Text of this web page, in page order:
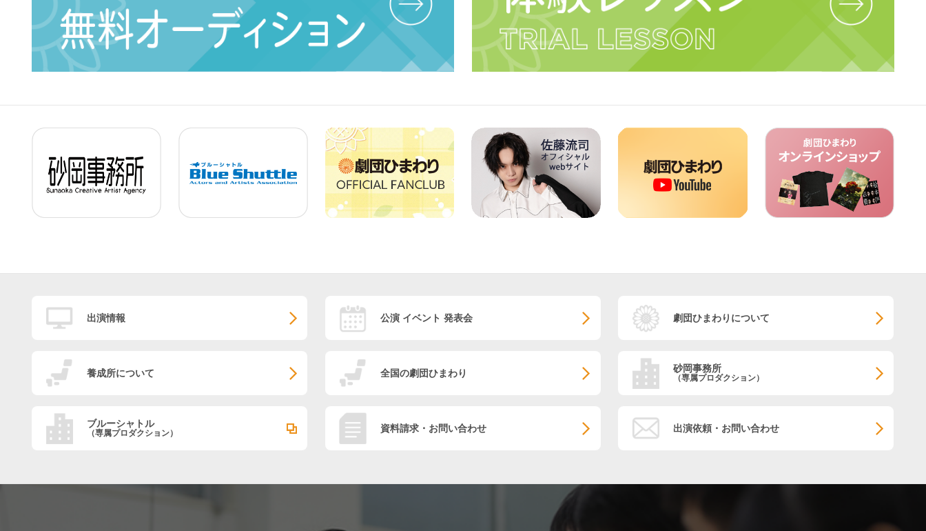
出演情報 公演 イベント 発表会 劇団ひまわりについて
養成所について 全国の劇団ひまわり 砂岡事務所
（専属プロダクション）
ブルーシャトル
（専属プロダクション） 資料請求・お問い合わせ 出演依頼・お問い合わせ